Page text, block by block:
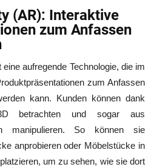
(AR): Interaktive
zum Anfassen
aufregende Technologie, die im
zum Anfassen
kann. Kunden können dank
betrachten und sogar aus
manipulieren. So können sie
anprobieren oder Möbelstücke in
um zu sehen, wie sie dort